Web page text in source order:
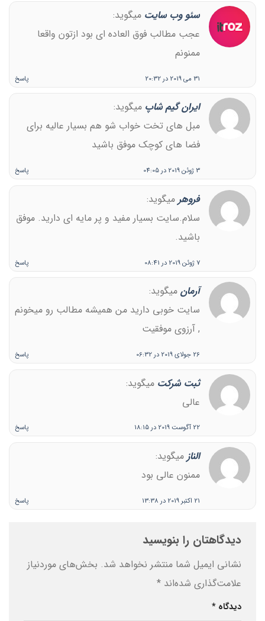
سئو وب سایت میگوید:
عجب مطالب فوق العاده ای بود ازتون واقعا
ممنونم
31 می 2019 در 20:32 پاسخ
ایران گیم شاپ میگوید:
مبل های تخت خواب شو هم بسیار عالیه برای
فضا های کوچک موفق باشید
3 ژوئن 2019 در 04:05 پاسخ
فروهر میگوید:
سلام.سایت بسیار مفید و پر مایه ای دارید. موفق
باشید.
7 ژوئن 2019 در 08:41 پاسخ
آرمان میگوید:
سایت خوبی دارید من همیشه مطالب رو میخونم
, آرزوی موفقیت
26 جولای 2019 در 06:32 پاسخ
ثبت شرکت میگوید:
عالی
22 آگوست 2019 در 18:15 پاسخ
الناز میگوید:
ممنون عالی بود
21 اکتبر 2019 در 13:38 پاسخ
دیدگاهتان را بنویسید
نشانی ایمیل شما منتشر نخواهد شد. بخش‌های موردنیاز
علامت‌گذاری شده‌اند *
دیدگاه *